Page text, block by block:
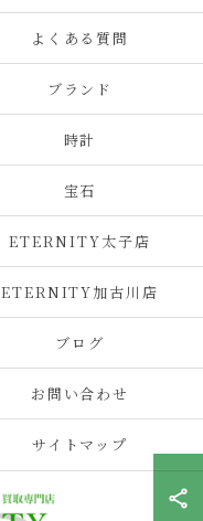
よくある質問
ブランド
時計
宝石
ETERNITY太子店
ETERNITY加古川店
ブログ
お問い合わせ
サイトマップ